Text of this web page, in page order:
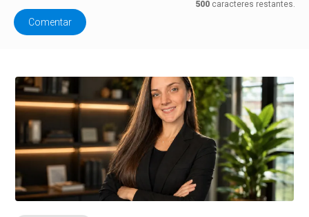
500caracteres restantes.
Comentar